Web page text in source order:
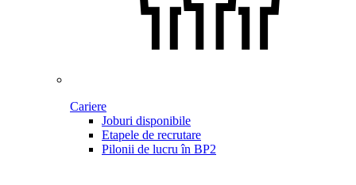
Cariere
Joburi disponibile
Etapele de recrutare
Pilonii de lucru în BP2